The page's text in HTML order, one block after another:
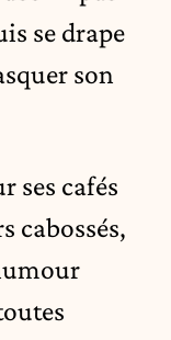
se drape
son
ses cafés
cabossés,